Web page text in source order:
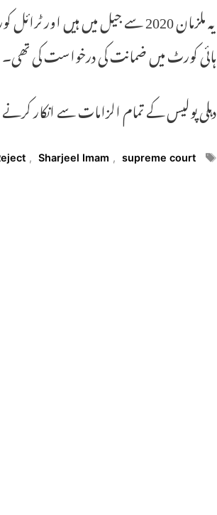
یہ ملزمان 2020 سے جیل میں
ہائی کورٹ میں ضمانت کی درخواست کی تھی۔
دہلی پولیس کے تمام الزامات سے انکار کرنے والے ملزمین کی
Tags
, Sharjeel Imam , supreme court